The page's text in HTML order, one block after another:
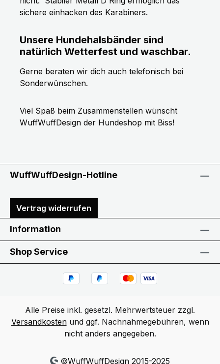
sichere einhacken des Karabiners.
Unsere Hundehalsbänder sind
natürlich Wetterfest und waschbar.
Gerne beraten wir dich auch telefonisch bei
Sonderwünschen.
Viel Spaß beim Zusammenstellen wünscht
WuffWuffDesign der Hundeshop mit Biss!
WuffWuffDesign-Hotline
Vertrag widerrufen
Information
Shop Service
Alle Preise inkl. gesetzl. Mehrwertsteuer zzgl.
Versandkostenund ggf. Nachnahmegebühren, wenn
nicht anders angegeben.
©WuffWuffDesign 2015-2025